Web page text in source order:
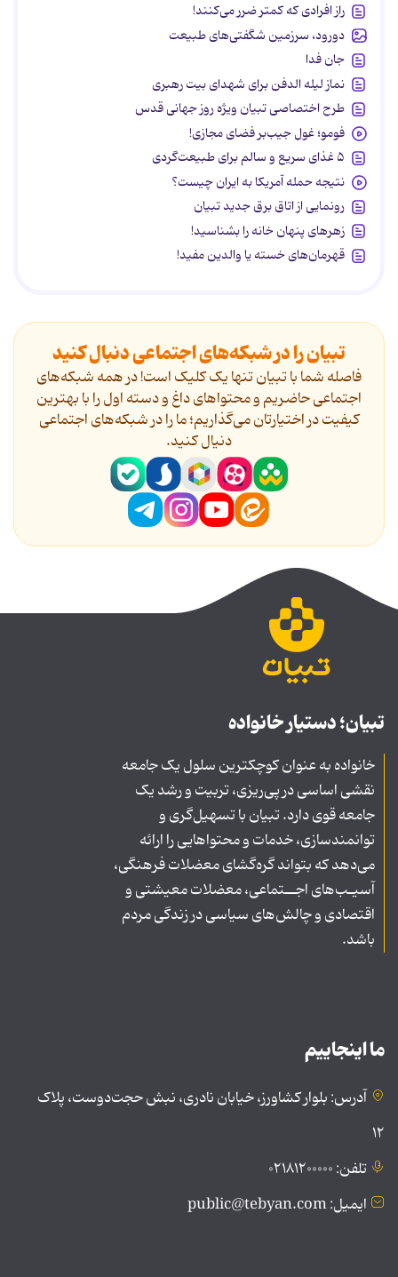
راز افرادی که کمتر ضرر می‌کنند!
دورود، سرزمین شگفتی‌های طبیعت
جان فدا
نماز لیله الدفن برای شهدای بیت رهبری
طرح اختصاصی تبیان ویژه روز جهانی قدس
فومو؛ غول جیب‌بر فضای مجازی!
۵ غذای سریع و سالم برای طبیعت‌گردی
نتیجه حمله آمریکا به ایران چیست؟
رونمایی از اتاق برق جدید تبیان
زهرهای پنهان خانه را بشناسید!
قهرمان‌های خسته یا والدین مفید!
تبیان را در شبکه‌های اجتماعی دنبال کنید
فاصله شما با تبیان تنها یک کلیک است! در همه شبکه‌های
اجتماعی حاضریم و محتواهای داغ و دسته اول را با بهترین
کیفیت در اختیارتان می‌گذاریم؛ ما را در شبکه‌های اجتماعی
دنیال کنید.
تبیان؛ دستیار خانواده
خانواده به عنوان کوچکترین سلول یک جامعه
نقشی اساسی در پی‌ریزی، تربیت و رشد یک
جامعه قوی دارد. تبیان با تسهیل‌گری و
توانمندسازی، خدمات و محتواهایی را ارائه
می‌دهد که بتواند گره‌گشای معضلات فرهنگی،
آسیـب‌های اجــتماعی، معضلات معیشتی و
اقتصادی و چالش‌های سیاسی در زندگی مردم
باشد.
ما اینجاییم
آدرس: بلوار کشاورز، خیابان نادری، نبش حجت‌دوست، پلاک
۱۲
تلفن: ۰۲۱۸۱۲۰۰۰۰۰
ایمیل: public@tebyan.com